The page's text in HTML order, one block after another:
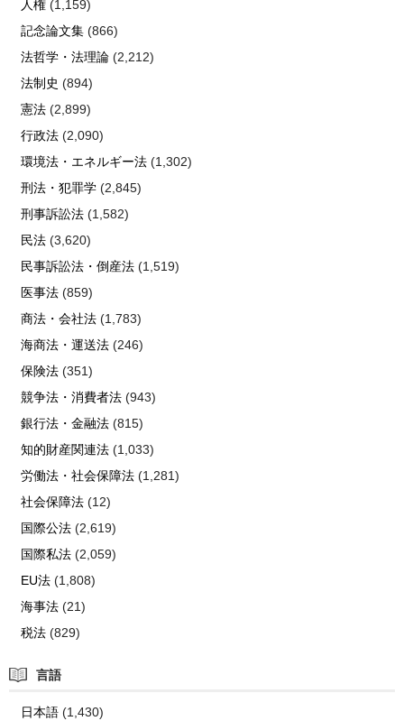
人権(1,159)
記念論文集(866)
法哲学・法理論(2,212)
法制史 (894)
憲法(2,899)
行政法(2,090)
環境法・エネルギー法(1,302)
刑法・犯罪学(2,845)
刑事訴訟法(1,582)
民法(3,620)
民事訴訟法・倒産法(1,519)
医事法(859)
商法・会社法(1,783)
海商法・運送法(246)
保険法(351)
競争法・消費者法(943)
銀行法・金融法(815)
知的財産関連法(1,033)
労働法・社会保障法(1,281)
社会保障法(12)
国際公法(2,619)
国際私法(2,059)
EU法(1,808)
海事法(21)
税法(829)
言語
日本語(1,430)